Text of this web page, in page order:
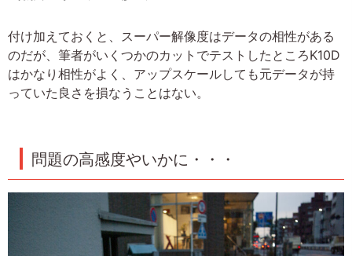
付け加えておくと、スーパー解像度はデータの相性がある
のだが、筆者がいくつかのカットでテストしたところK10D
はかなり相性がよく、アップスケールしても元データが持
っていた良さを損なうことはない。
問題の高感度やいかに・・・